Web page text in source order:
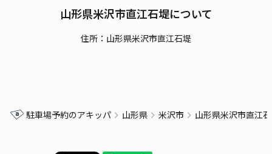
山形県米沢市直江石堤について
住所：山形県米沢市直江石堤
駐車場予約のアキッパ 山形県 米沢市 山形県米沢市直江